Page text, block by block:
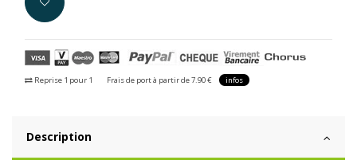
Reprise 1 pour 1 Frais de port à partir de 7.90 € infos
Description